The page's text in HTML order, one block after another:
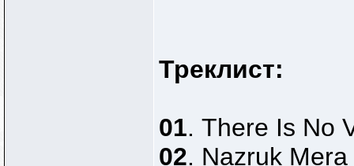
Треклист:
01. There Is No
02. Nazruk